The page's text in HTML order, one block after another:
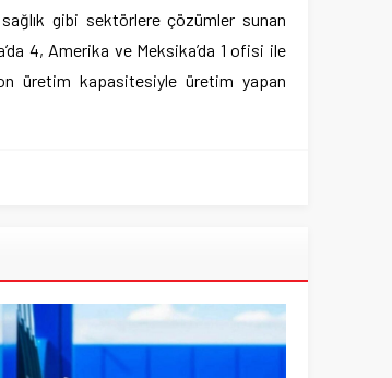
gibi sektörlere çözümler sunan
4, Amerika ve Meksika’da 1 ofisi ile
üretim kapasitesiyle üretim yapan